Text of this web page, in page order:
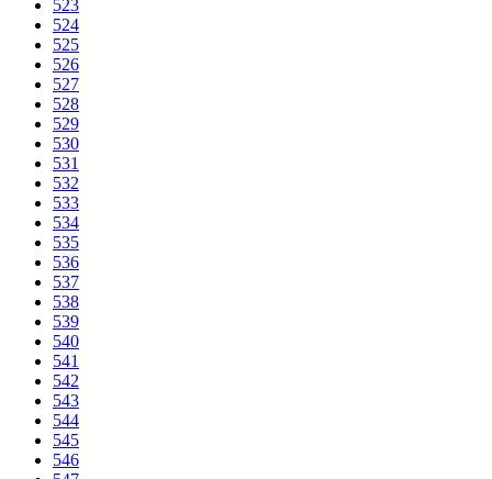
523
524
525
526
527
528
529
530
531
532
533
534
535
536
537
538
539
540
541
542
543
544
545
546